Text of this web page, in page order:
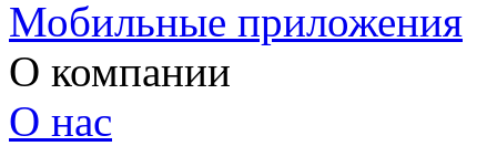
Мобильные приложения
О компании
О нас